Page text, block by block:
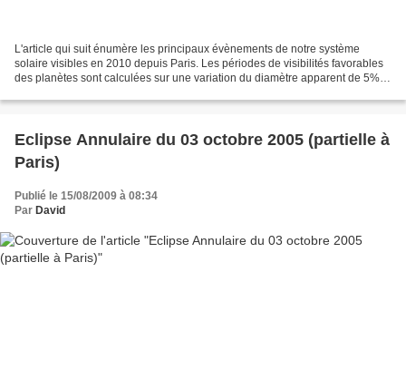
L'article qui suit énumère les principaux évènements de notre système
solaire visibles en 2010 depuis Paris. Les périodes de visibilités favorables
des planètes sont calculées sur une variation du diamètre apparent de 5% et
Eclipse Annulaire du 03 octobre 2005 (partielle à
Paris)
Publié le 15/08/2009 à 08:34
Par David